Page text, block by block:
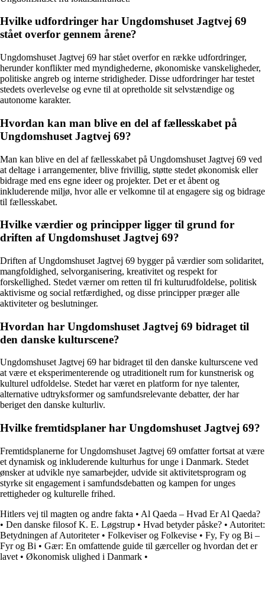
Hvilke udfordringer har Ungdomshuset Jagtvej 69
stået overfor gennem årene?
Ungdomshuset Jagtvej 69 har stået overfor en række udfordringer,
herunder konflikter med myndighederne, økonomiske vanskeligheder,
politiske angreb og interne stridigheder. Disse udfordringer har testet
stedets overlevelse og evne til at opretholde sit selvstændige og
autonome karakter.
Hvordan kan man blive en del af fællesskabet på
Ungdomshuset Jagtvej 69?
Man kan blive en del af fællesskabet på Ungdomshuset Jagtvej 69 ved
at deltage i arrangementer, blive frivillig, støtte stedet økonomisk eller
bidrage med ens egne ideer og projekter. Det er et åbent og
inkluderende miljø, hvor alle er velkomne til at engagere sig og bidrage
til fællesskabet.
Hvilke værdier og principper ligger til grund for
driften af Ungdomshuset Jagtvej 69?
Driften af Ungdomshuset Jagtvej 69 bygger på værdier som solidaritet,
mangfoldighed, selvorganisering, kreativitet og respekt for
forskellighed. Stedet værner om retten til fri kulturudfoldelse, politisk
aktivisme og social retfærdighed, og disse principper præger alle
aktiviteter og beslutninger.
Hvordan har Ungdomshuset Jagtvej 69 bidraget til
den danske kulturscene?
Ungdomshuset Jagtvej 69 har bidraget til den danske kulturscene ved
at være et eksperimenterende og utraditionelt rum for kunstnerisk og
kulturel udfoldelse. Stedet har været en platform for nye talenter,
alternative udtryksformer og samfundsrelevante debatter, der har
beriget den danske kulturliv.
Hvilke fremtidsplaner har Ungdomshuset Jagtvej 69?
Fremtidsplanerne for Ungdomshuset Jagtvej 69 omfatter fortsat at være
et dynamisk og inkluderende kulturhus for unge i Danmark. Stedet
ønsker at udvikle nye samarbejder, udvide sit aktivitetsprogram og
styrke sit engagement i samfundsdebatten og kampen for unges
rettigheder og kulturelle frihed.
Hitlers vej til magten og andre fakta • Al Qaeda – Hvad Er Al Qaeda?
• Den danske filosof K. E. Løgstrup • Hvad betyder påske? • Autoritet:
Betydningen af Autoriteter• Folkeviser og Folkevise • Fy, Fy og Bi –
Fyr og Bi • Gær: En omfattende guide til gærceller og hvordan det er
lavet • Økonomisk ulighed i Danmark •